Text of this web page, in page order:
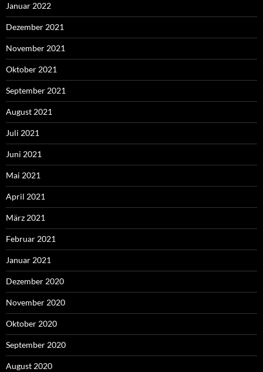
Januar 2022
Dezember 2021
November 2021
Oktober 2021
September 2021
August 2021
Juli 2021
Juni 2021
Mai 2021
April 2021
März 2021
Februar 2021
Januar 2021
Dezember 2020
November 2020
Oktober 2020
September 2020
August 2020